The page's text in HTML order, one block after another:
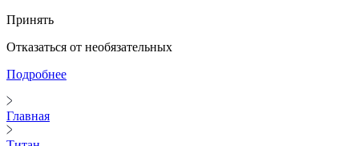
Принять
Отказаться от необязательных
Подробнее
Главная